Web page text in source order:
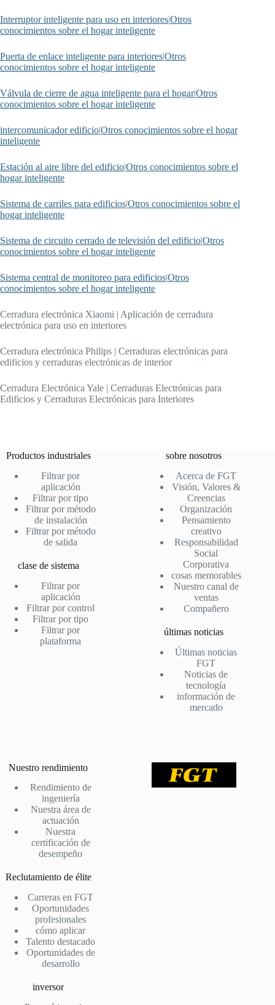
Interruptor inteligente para uso en interiores|Otros
conocimientos sobre el hogar inteligente
Puerta de enlace inteligente para interiores|Otros
conocimientos sobre el hogar inteligente
Válvula de cierre de agua inteligente para el hogar|Otros
conocimientos sobre el hogar inteligente
intercomunicador edificio|Otros conocimientos sobre el hogar
inteligente
Estación al aire libre del edificio|Otros conocimientos sobre el
hogar inteligente
Sistema de carriles para edificios|Otros conocimientos sobre el
hogar inteligente
Sistema de circuito cerrado de televisión del edificio|Otros
conocimientos sobre el hogar inteligente
Sistema central de monitoreo para edificios|Otros
conocimientos sobre el hogar inteligente
Cerradura electrónica Xiaomi | Aplicación de cerradura
electrónica para uso en interiores
Cerradura electrónica Philips | Cerraduras electrónicas para
edificios y cerraduras electrónicas de interior
Cerradura Electrónica Yale | Cerraduras Electrónicas para
Edificios y Cerraduras Electrónicas para Interiores
Productos industriales
Filtrar por
aplicación
Filtrar por tipo
Filtrar por método
de instalación
Filtrar por método
de salida
clase de sistema
Filtrar por
aplicación
Filtrar por control
Filtrar por tipo
Filtrar por
plataforma
sobre nosotros
Acerca de FGT
Visión, Valores &
Creencias
Organización
Pensamiento
creativo
Responsabilidad
Social
Corporativa
cosas memorables
Nuestro canal de
ventas
Compañero
últimas noticias
Últimas noticias
FGT
Noticias de
tecnología
información de
mercado
Nuestro rendimiento
Rendimiento de
ingeniería
Nuestra área de
actuación
Nuestra
certificación de
desempeño
Reclutamiento de élite
Carreras en FGT
Oportunidades
profesionales
cómo aplicar
Talento destacado
Oportunidades de
desarrollo
inversor